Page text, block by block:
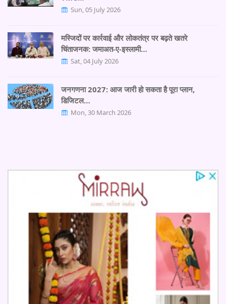
Sun, 05 July 2026
मस्जिदों पर कार्रवाई और लोकतंत्र पर बढ़ते खतरे
चिंताजनक: जमाअत-ए-इस्लामी…
Sat, 04 July 2026
जनगणना 2027: आज जारी हो सकता है पूरा प्लान,
डिजिटल…
Mon, 30 March 2026